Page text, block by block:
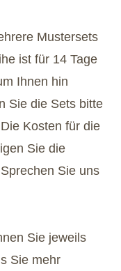
Mustersets
ist für 14 Tage
Ihnen hin
Sie die Sets bitte
Kosten für die
Sie die
Sie uns
Sie jeweils
Sie mehr